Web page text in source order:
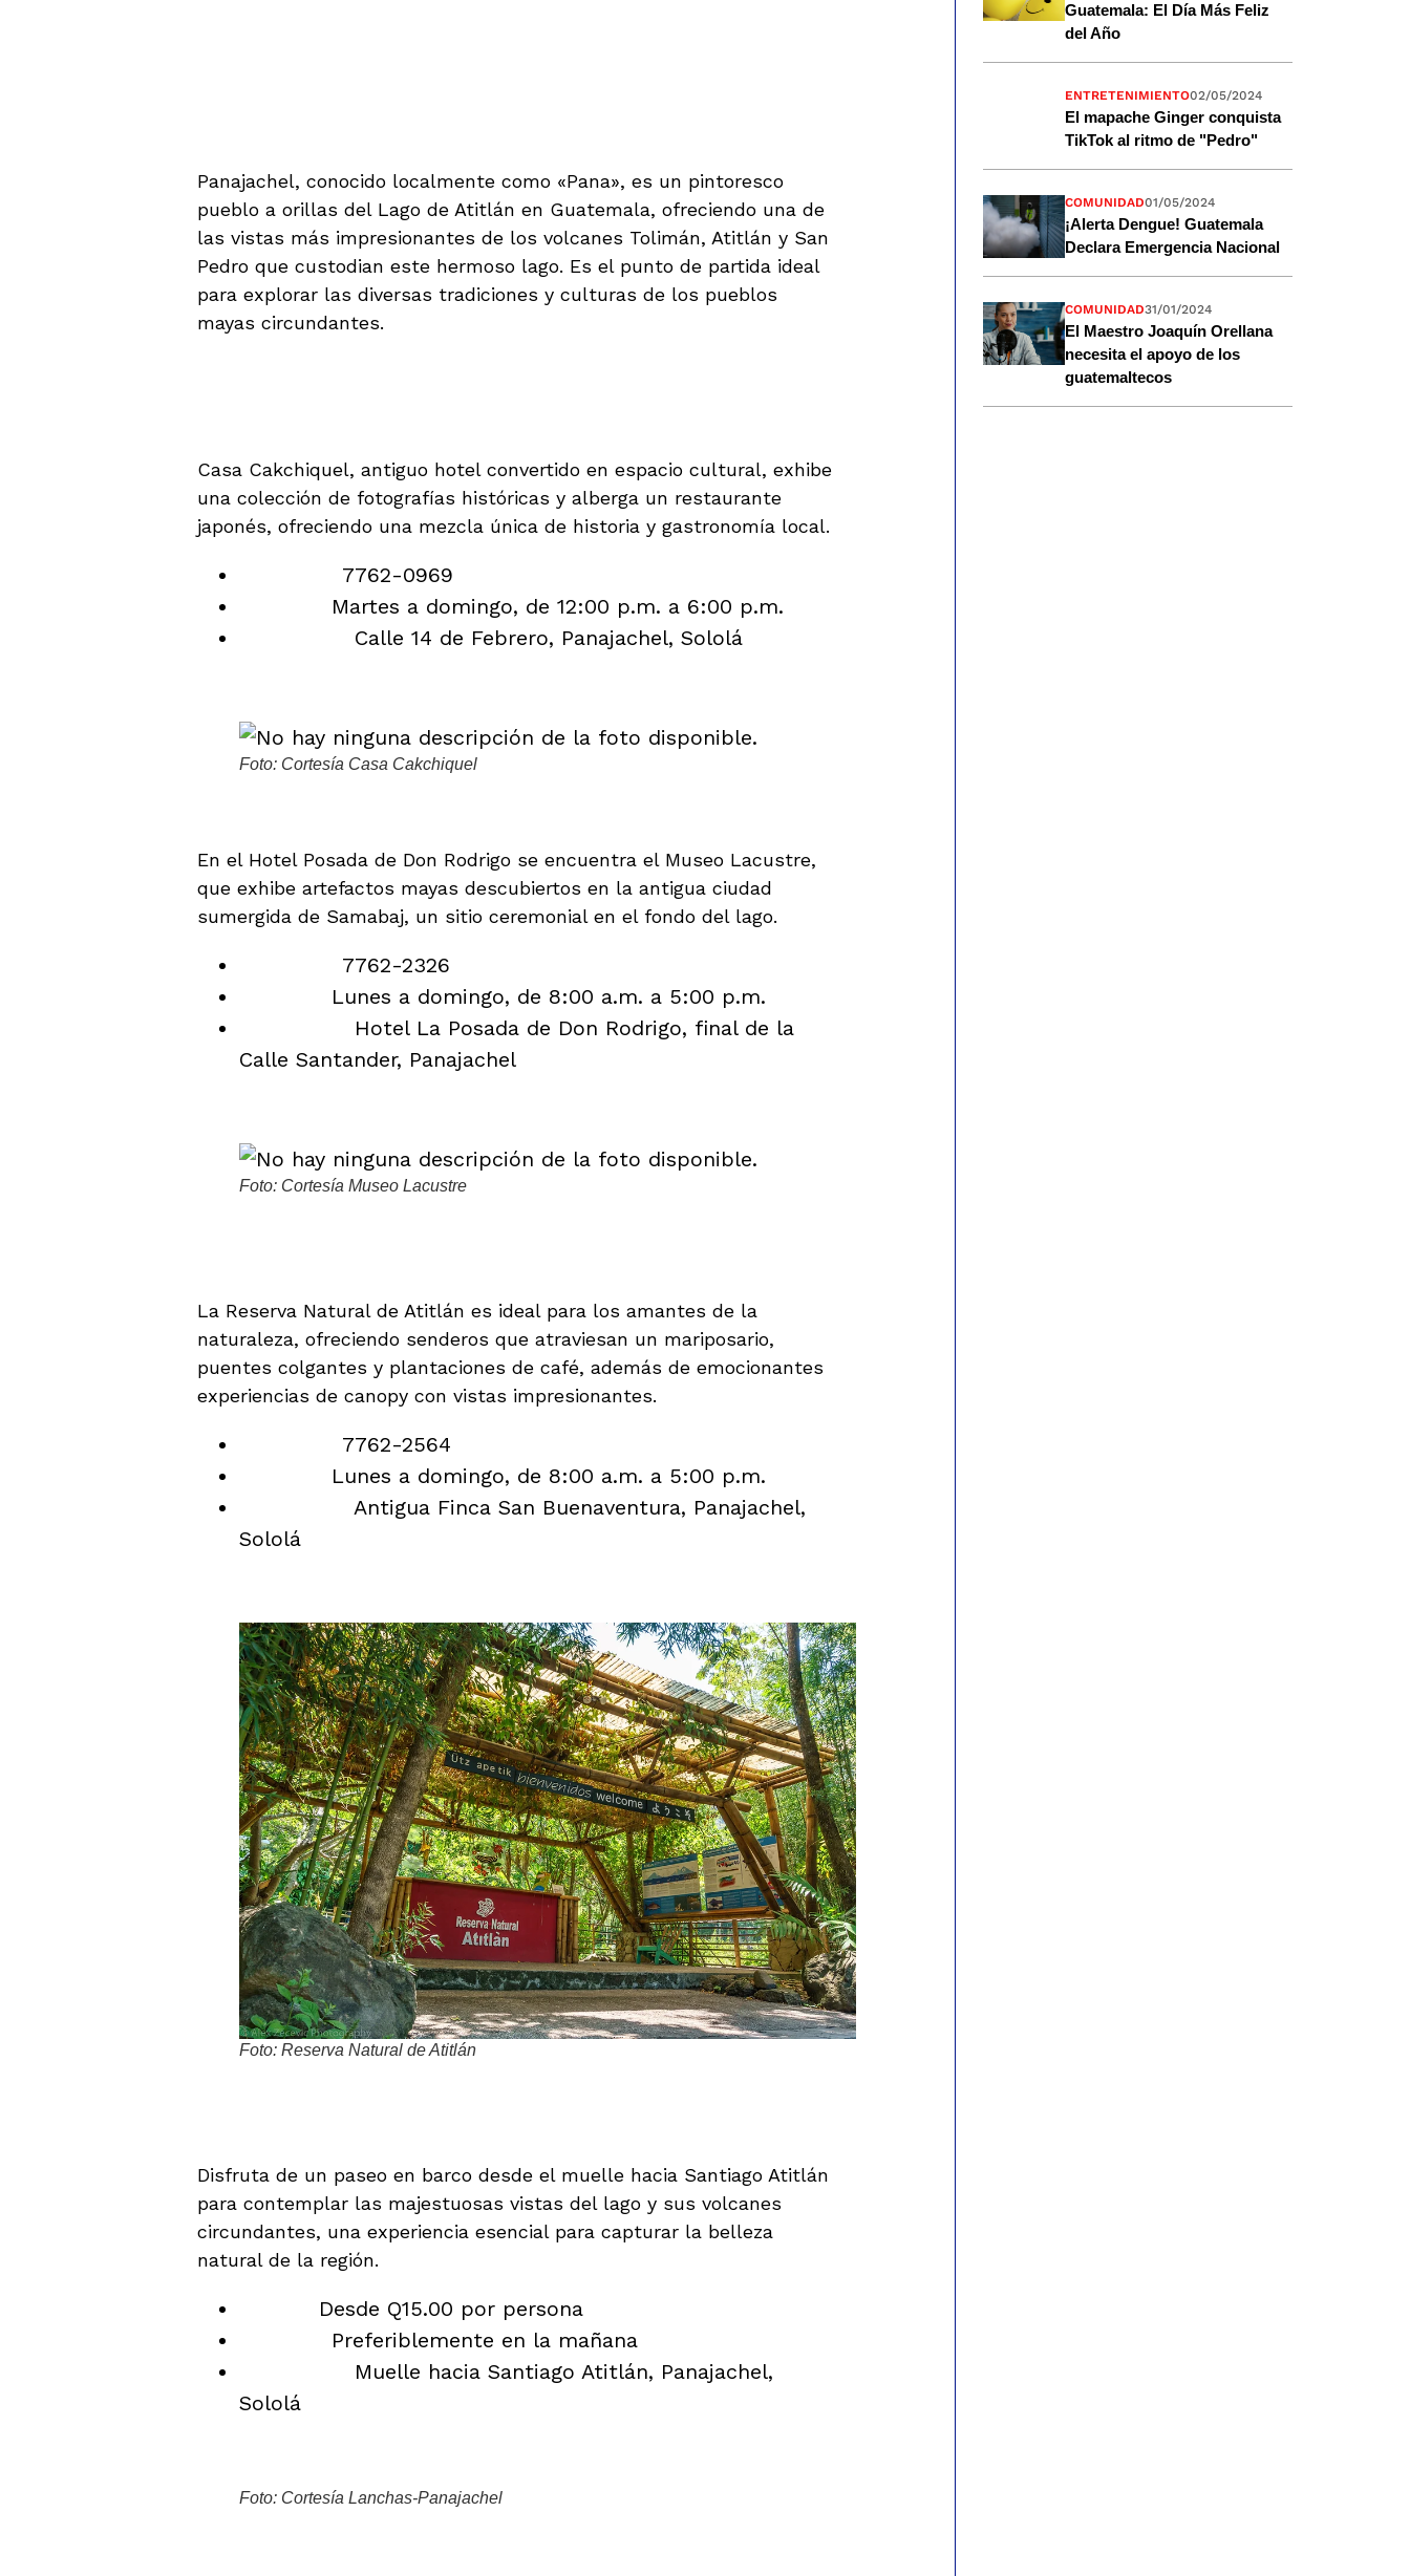
Panajachel, conocido localmente como «Pana», es un pintoresco
pueblo a orillas del Lago de Atitlán en Guatemala, ofreciendo una de
las vistas más impresionantes de los volcanes Tolimán, Atitlán y San
Pedro que custodian este hermoso lago. Es el punto de partida ideal
para explorar las diversas tradiciones y culturas de los pueblos
mayas circundantes.
Casa Cakchiquel, antiguo hotel convertido en espacio cultural, exhibe
una colección de fotografías históricas y alberga un restaurante
japonés, ofreciendo una mezcla única de historia y gastronomía local.
7762-0969
Martes a domingo, de 12:00 p.m. a 6:00 p.m.
Calle 14 de Febrero, Panajachel, Sololá
Foto: Cortesía Casa Cakchiquel
En el Hotel Posada de Don Rodrigo se encuentra el Museo Lacustre,
que exhibe artefactos mayas descubiertos en la antigua ciudad
sumergida de Samabaj, un sitio ceremonial en el fondo del lago.
7762-2326
Lunes a domingo, de 8:00 a.m. a 5:00 p.m.
Hotel La Posada de Don Rodrigo, final de la
Calle Santander, Panajachel
Foto: Cortesía Museo Lacustre
La Reserva Natural de Atitlán es ideal para los amantes de la
naturaleza, ofreciendo senderos que atraviesan un mariposario,
puentes colgantes y plantaciones de café, además de emocionantes
experiencias de canopy con vistas impresionantes.
7762-2564
Lunes a domingo, de 8:00 a.m. a 5:00 p.m.
Antigua Finca San Buenaventura, Panajachel,
Sololá
Foto: Reserva Natural de Atitlán
Disfruta de un paseo en barco desde el muelle hacia Santiago Atitlán
para contemplar las majestuosas vistas del lago y sus volcanes
circundantes, una experiencia esencial para capturar la belleza
natural de la región.
Desde Q15.00 por persona
Preferiblemente en la mañana
Muelle hacia Santiago Atitlán, Panajachel,
Sololá
Foto: Cortesía Lanchas-Panajachel
Guatemala: El Día Más Feliz
del Año
ENTRETENIMIENTO02/05/2024
El mapache Ginger conquista
TikTok al ritmo de "Pedro"
COMUNIDAD01/05/2024
¡Alerta Dengue! Guatemala
Declara Emergencia Nacional
COMUNIDAD31/01/2024
El Maestro Joaquín Orellana
necesita el apoyo de los
guatemaltecos